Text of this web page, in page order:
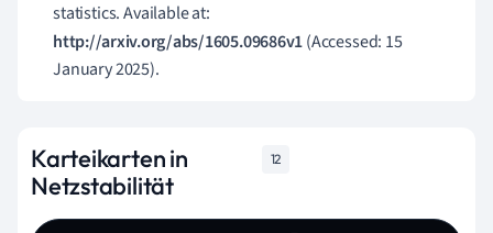
statistics. Available at:
http://arxiv.org/abs/1605.09686v1(Accessed: 15
January 2025).
Karteikarten in
Netzstabilität
12